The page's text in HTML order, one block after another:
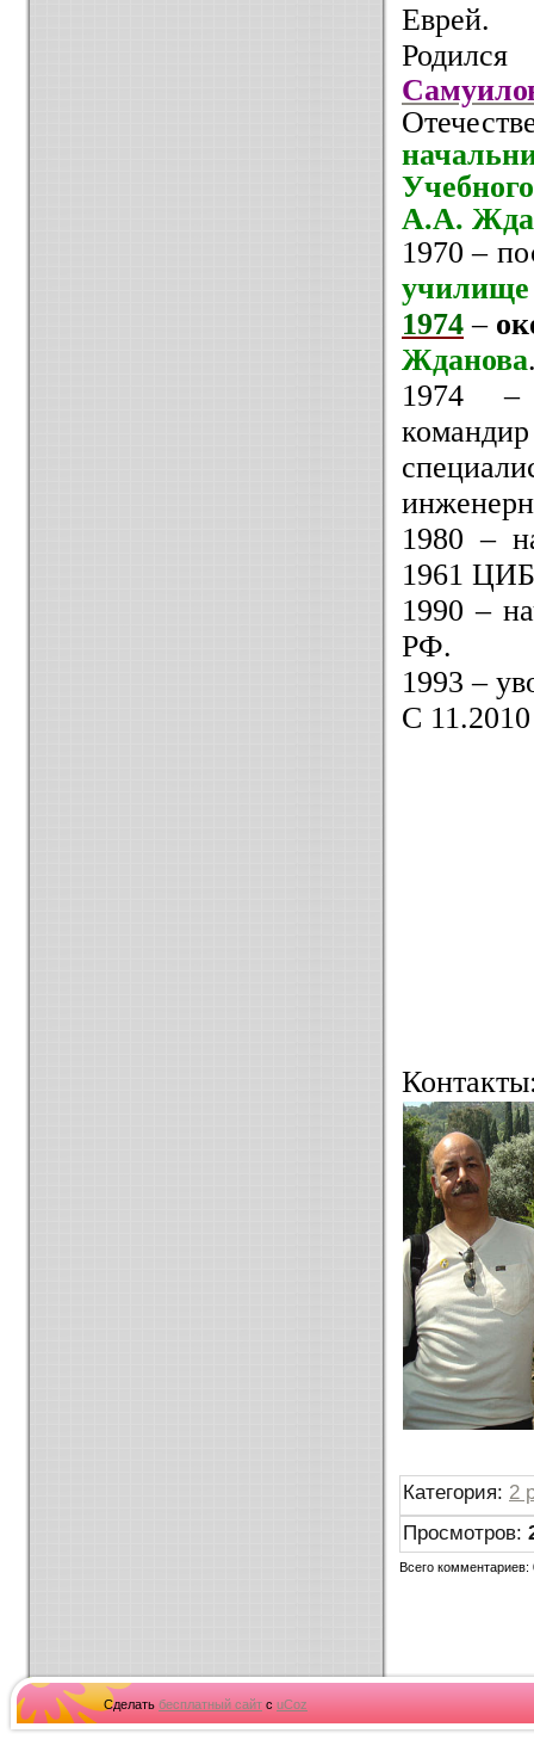
Еврей.
А.А.
1970–
училище
1974 –
Жданова
1974–
1980–
1961
1990–
РФ.
1993–
С
Категория: 2
Просмотров:
Всего комментариев:
Сделать бесплатный сайт с uCoz